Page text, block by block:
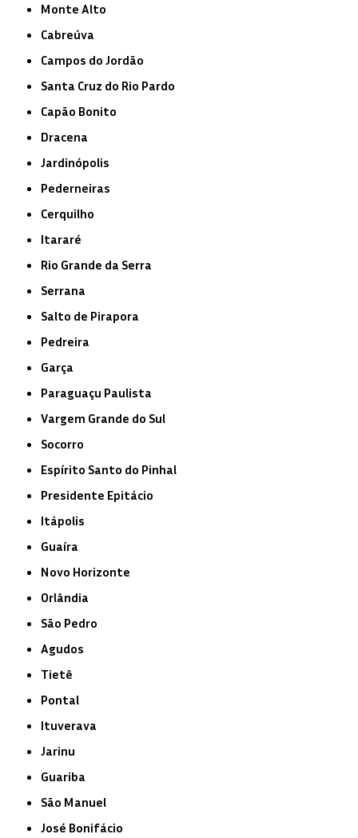
Monte Alto
Cabreúva
Campos do Jordão
Santa Cruz do Rio Pardo
Capão Bonito
Dracena
Jardinópolis
Pederneiras
Cerquilho
Itararé
Rio Grande da Serra
Serrana
Salto de Pirapora
Pedreira
Garça
Paraguaçu Paulista
Vargem Grande do Sul
Socorro
Espírito Santo do Pinhal
Presidente Epitácio
Itápolis
Guaíra
Novo Horizonte
Orlândia
São Pedro
Agudos
Tietê
Pontal
Ituverava
Jarinu
Guariba
São Manuel
José Bonifácio